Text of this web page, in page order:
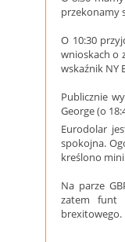
przekonamy
O 10:30
wnioskach o
wskaźnik NY
Publicznie
George (o
Eurodolar
spokojna.
kreślono
Na parze
zatem funt
brexitowego.